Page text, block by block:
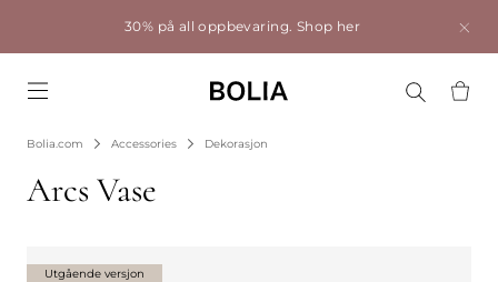
30% på all oppbevaring. Shop her
Bolia.com Accessories Dekorasjon
Arcs Vase
Utgående versjon